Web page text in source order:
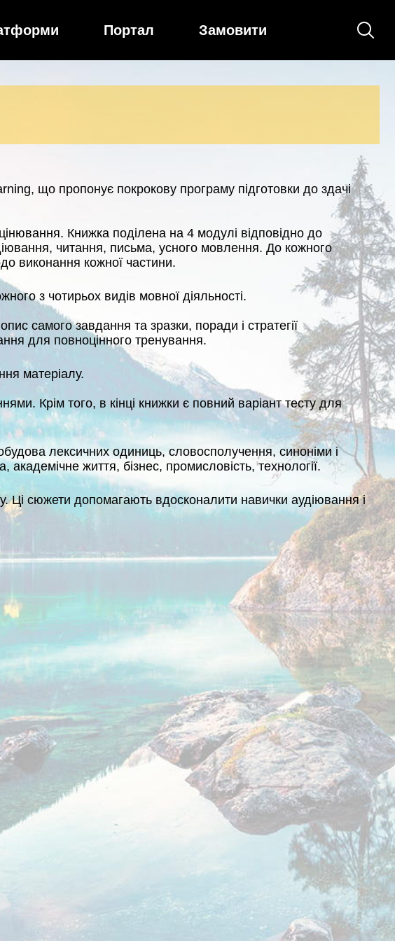
Портал Замовити
що пропонує покрокову програму підготовки до здачі
Книжка поділена на 4 модулі відповідно до
читання, письма, усного мовлення. До кожного
виконання кожної частини.
з чотирьох видів мовної діяльності.
самого завдання та зразки, поради і стратегії
для повноцінного тренування.
матеріалу.
Крім того, в кінці книжки є повний варіант тесту для
лексичних одиниць, словосполучення, синоніми і
життя, бізнес, промисловість, технології.
Ці сюжети допомагають вдосконалити навички аудіювання і